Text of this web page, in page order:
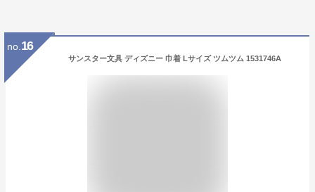
no. 16
サンスター文具 ディズニー 巾着 Lサイズ ツムツム 1531746A